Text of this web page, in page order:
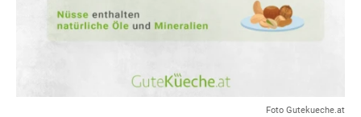
Foto Gutekueche.at